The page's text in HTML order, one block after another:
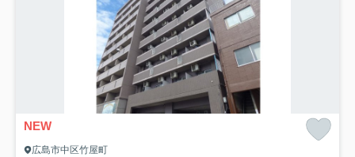
NEW
広島市中区竹屋町